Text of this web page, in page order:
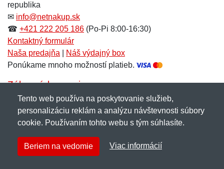
republika
✉ info@netnakup.sk
☎ +421 222 205 186 (Po-Pi 8:00-16:30)
Kontaktný formulár
Naša predajňa
Náš výdajný box
Ponúkame mnoho možností platieb.
Zákaznícky servis
Novinky emailom
Copyright © 2007-2026 (19 rokov s vami)Netnakup.sk
NetIQ. Všetky práva vyhradené.
Tento web používa na poskytovanie služieb,
personalizáciu reklám a analýzu návštevnosti súbory
cookie. Používaním tohto webu s tým súhlasíte.
Beriem na vedomie Viac informácií